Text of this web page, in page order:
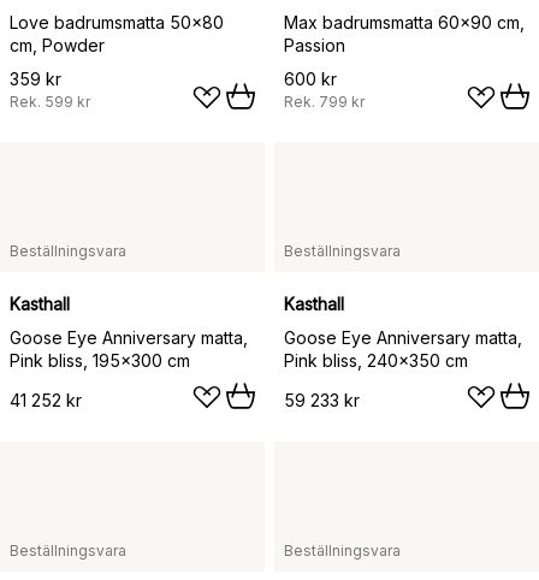
Love badrumsmatta 50x80
cm, Powder
359 kr
Rek. 599 kr
Max badrumsmatta 60x90 cm,
Passion
600 kr
Rek. 799 kr
Beställningsvara
Kasthall
Goose Eye Anniversary matta,
Pink bliss, 195x300 cm
41 252 kr
Beställningsvara
Kasthall
Goose Eye Anniversary matta,
Pink bliss, 240x350 cm
59 233 kr
Beställningsvara Beställningsvara